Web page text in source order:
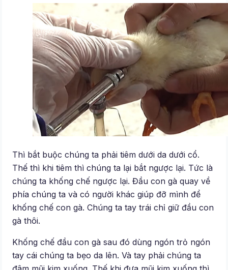
Thì bắt buộc chúng ta phải tiêm dưới da dưới cổ.
Thế thì khi tiêm thì chúng ta lại bắt ngược lại. Tức là
chúng ta khống chế ngược lại. Đầu con gà quay về
phía chúng ta và có người khác giúp đỡ mình để
khống chế con gà. Chúng ta tay trái chỉ giữ đầu con
gà thôi.
Khống chế đầu con gà sau đó dùng ngón trỏ ngón
tay cái chúng ta bẹo da lên. Và tay phải chúng ta